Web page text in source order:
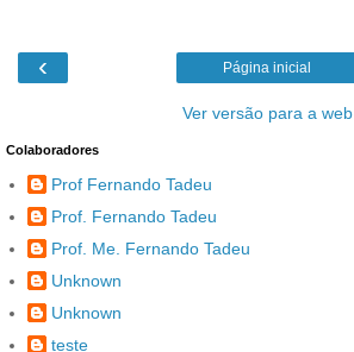
‹ Página inicial
Ver versão para a web
Colaboradores
Prof Fernando Tadeu
Prof. Fernando Tadeu
Prof. Me. Fernando Tadeu
Unknown
Unknown
teste